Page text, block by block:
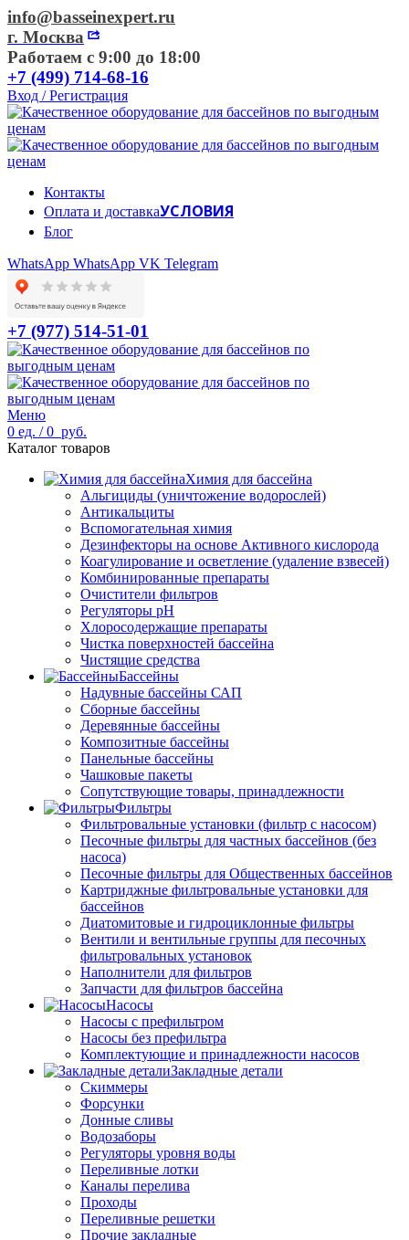
info@basseinexpert.ru
г. Москва
Работаем с 9:00 до 18:00
+7 (499) 714-68-16
Вход / Регистрация
Контакты
Оплата и доставкаУСЛОВИЯ
Блог
WhatsApp WhatsApp VK Telegram
+7 (977) 514-51-01
Меню
0 ед. / 0 руб.
Каталог товаров
Химия для бассейна
Альгициды (уничтожение водорослей)
Антикальциты
Вспомогательная химия
Дезинфекторы на основе Активного кислорода
Коагулирование и осветление (удаление взвесей)
Комбинированные препараты
Очистители фильтров
Регуляторы pH
Хлоросодержащие препараты
Чистка поверхностей бассейна
Чистящие средства
Бассейны
Надувные бассейны САП
Сборные бассейны
Деревянные бассейны
Композитные бассейны
Панельные бассейны
Чашковые пакеты
Сопутствующие товары, принадлежности
Фильтры
Фильтровальные установки (фильтр с насосом)
Песочные фильтры для частных бассейнов (без
насоса)
Песочные фильтры для Общественных бассейнов
Картриджные фильтровальные установки для
бассейнов
Диатомитовые и гидроциклонные фильтры
Вентили и вентильные группы для песочных
фильтровальных установок
Наполнители для фильтров
Запчасти для фильтров бассейна
Насосы
Насосы с префильтром
Насосы без префильтра
Комплектующие и принадлежности насосов
Закладные детали
Скиммеры
Форсунки
Донные сливы
Водозаборы
Регуляторы уровня воды
Переливные лотки
Каналы перелива
Проходы
Переливные решетки
Прочие закладные